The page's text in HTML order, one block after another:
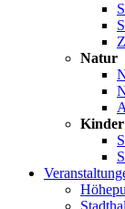
Natur